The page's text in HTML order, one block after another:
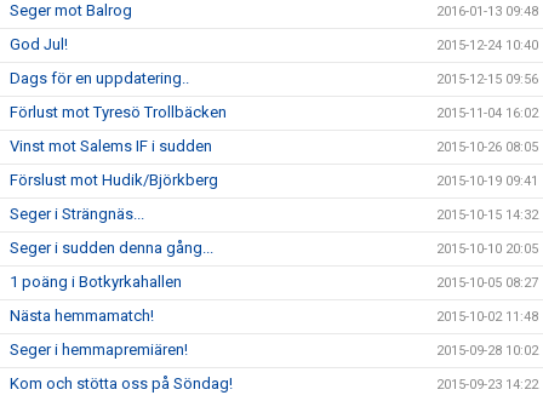
Seger mot Balrog 2016-01-13 09:48
God Jul! 2015-12-24 10:40
Dags för en uppdatering.. 2015-12-15 09:56
Förlust mot Tyresö Trollbäcken 2015-11-04 16:02
Vinst mot Salems IF i sudden 2015-10-26 08:05
Förslust mot Hudik/Björkberg 2015-10-19 09:41
Seger i Strängnäs... 2015-10-15 14:32
Seger i sudden denna gång... 2015-10-10 20:05
1 poäng i Botkyrkahallen 2015-10-05 08:27
Nästa hemmamatch! 2015-10-02 11:48
Seger i hemmapremiären! 2015-09-28 10:02
Kom och stötta oss på Söndag! 2015-09-23 14:22